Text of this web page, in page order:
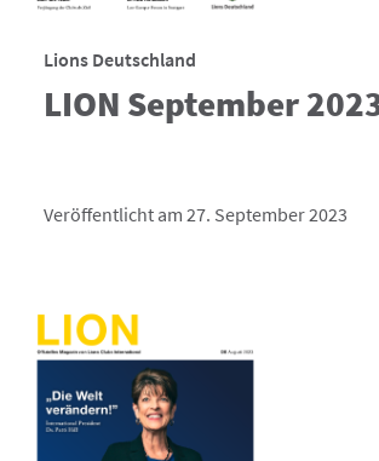
Lions Deutschland
LION September
Veröffentlicht am 27. September 2023